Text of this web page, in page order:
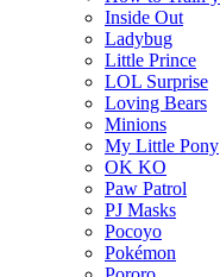
Inside Out
Ladybug
Little Prince
LOL Surprise
Loving Bears
Minions
My Little Pony
OK KO
Paw Patrol
PJ Masks
Pocoyo
Pokémon